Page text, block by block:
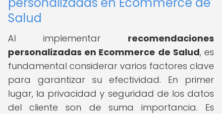
Salud
Al implementar recomendaciones
personalizadas en Ecommerce de Salud, es
fundamental considerar varios factores clave
para garantizar su efectividad. En primer
lugar, la privacidad y seguridad de los datos
del cliente son de suma importancia. Es